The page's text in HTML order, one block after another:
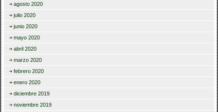
agosto 2020
julio 2020
junio 2020
mayo 2020
abril 2020
marzo 2020
febrero 2020
enero 2020
diciembre 2019
noviembre 2019